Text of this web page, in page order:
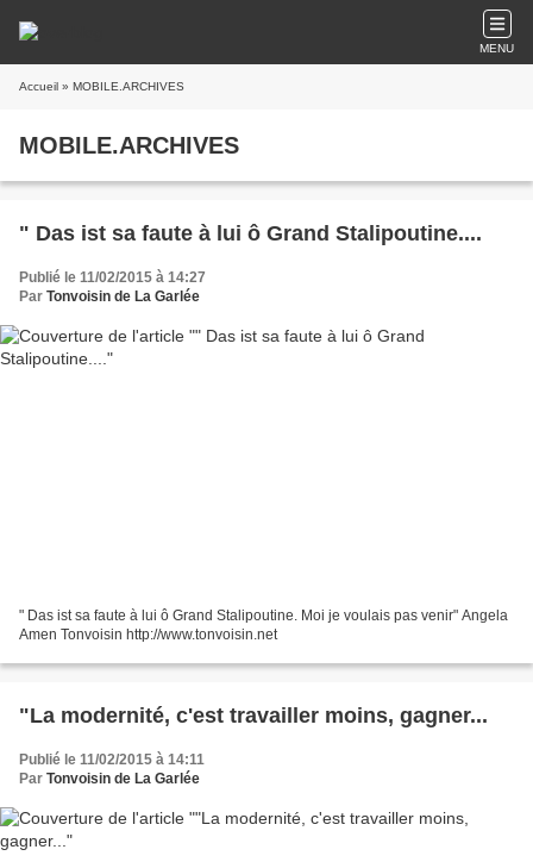
MENU
Accueil » MOBILE.ARCHIVES
MOBILE.ARCHIVES
" Das ist sa faute à lui ô Grand Stalipoutine....
Publié le 11/02/2015 à 14:27
Par Tonvoisin de La Garlée
" Das ist sa faute à lui ô Grand Stalipoutine. Moi je voulais pas venir" Angela
Amen Tonvoisin http://www.tonvoisin.net
"La modernité, c'est travailler moins, gagner...
Publié le 11/02/2015 à 14:11
Par Tonvoisin de La Garlée